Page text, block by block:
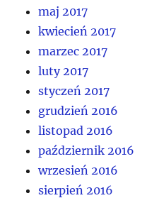
maj 2017
kwiecień 2017
marzec 2017
luty 2017
styczeń 2017
grudzień 2016
listopad 2016
październik 2016
wrzesień 2016
sierpień 2016